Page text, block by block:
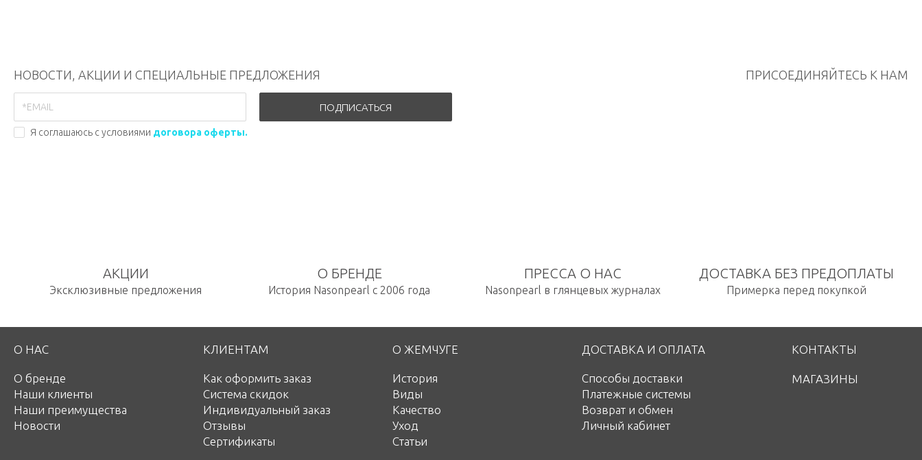
НОВОСТИ, АКЦИИ И СПЕЦИАЛЬНЫЕ ПРЕДЛОЖЕНИЯ
ПОДПИСАТЬСЯ
Я соглашаюсь с условиями договора оферты.
ПРИСОЕДИНЯЙТЕСЬ К НАМ
АКЦИИ
Эксклюзивные предложения
О БРЕНДЕ
История Nasonpearl с 2006 года
ПРЕССА О НАС
Nasonpearl в глянцевых журналах
ДОСТАВКА БЕЗ ПРЕДОПЛАТЫ
Примерка перед покупкой
О НАС
О бренде
Наши клиенты
Наши преимущества
Новости
КЛИЕНТАМ
Как оформить заказ
Система скидок
Индивидуальный заказ
Отзывы
Сертификаты
О ЖЕМЧУГЕ
История
Виды
Качество
Уход
Статьи
ДОСТАВКА И ОПЛАТА
Способы доставки
Платежные системы
Возврат и обмен
Личный кабинет
КОНТАКТЫ
МАГАЗИНЫ